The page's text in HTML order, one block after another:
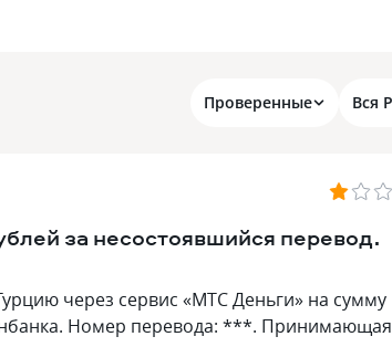
Проверенные Вся
за несостоявшийся перевод.
через сервис «МТС Деньги» на сумму
Номер перевода: ***. Принимающая